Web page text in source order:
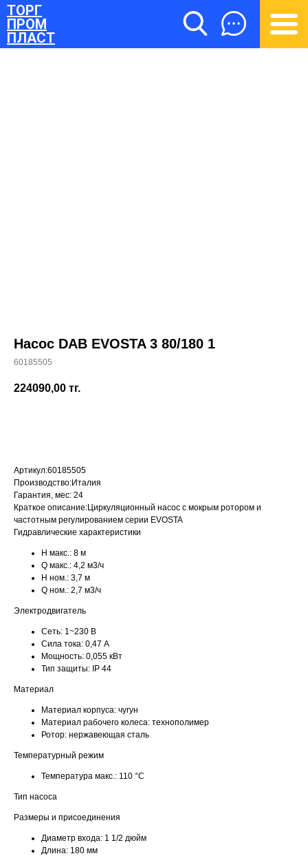
ТОРГ
ПРОМ
ПЛАСТ
(700) 730-70-73
Насос DAB EVOSTA 3 80/180 1
60185505
224090,00 тг.
Артикул:60185505
Производство:Италия
Гарантия, мес: 24
Краткое описание:Циркуляционный насос с мокрым ротором и
частотным регулированием серии EVOSTA
Гидравлические характеристики
H макс.: 8 м
Q макс.: 4,2 м3/ч
H ном.: 3,7 м
Q ном.: 2,7 м3/ч
Электродвигатель
Сеть: 1~230 В
Сила тока: 0,47 А
Мощность: 0,055 кВт
Тип защиты: IP 44
Материал
Материал корпуса: чугун
Материал рабочего колеса: технополимер
Ротор: нержавеющая сталь
Температурный режим
Температура макс.: 110 °С
Тип насоса
Размеры и присоединения
Диаметр входа: 1 1/2 дюйм
Длина: 180 мм